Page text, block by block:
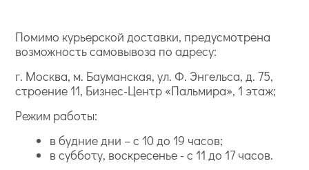
Помимо курьерской доставки, предусмотрена
возможность самовывоза по адресу:
г. Москва, м. Бауманская, ул. Ф. Энгельса, д. 75,
строение 11, Бизнес-Центр «Пальмира», 1 этаж;
Режим работы:
в будние дни – с 10 до 19 часов;
в субботу, воскресенье - с 11 до 17 часов.